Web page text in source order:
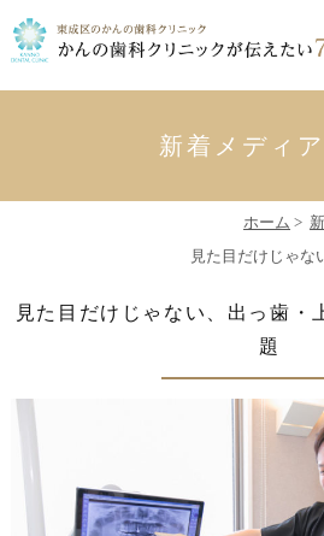
新着メディ
ホーム >
見た目だけじゃな
見た目だけじゃない、出っ歯・
題